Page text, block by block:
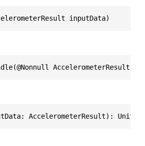
inputData)
AccelerometerResult
AccelerometerResult): Unit